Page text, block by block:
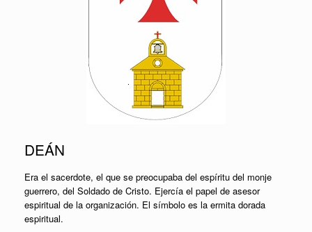
DEÁN
Era el sacerdote, el que se preocupaba del espíritu del monje
guerrero, del Soldado de Cristo. Ejercía el papel de asesor
espiritual de la organización. El símbolo es la ermita dorada
espiritual.